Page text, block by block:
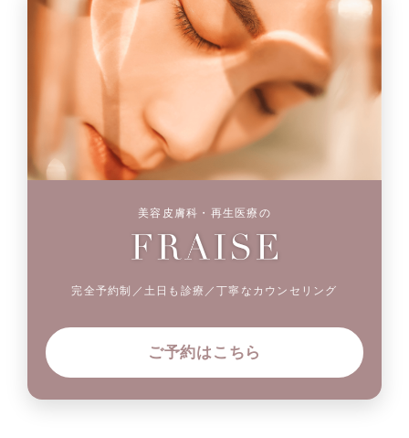
美容皮膚科・再生医療の
完全予約制／土日も診療／丁寧なカウンセリング
ご予約はこちら